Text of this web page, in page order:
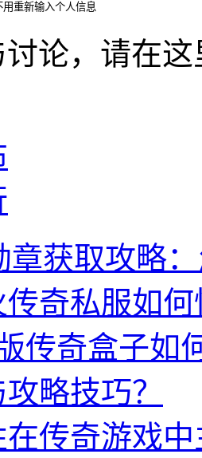
重新输入个人信息
论，请在这
章获取攻略
奇私服如
传奇盒子如
略技巧？
传奇游戏